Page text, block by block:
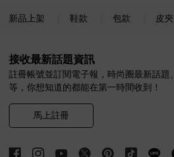
新品上架 鞋款 包款 皮夾
接收最新話題資訊
註冊帳號並訂閱電子報，時尚圈最新話題
等，你想知道的都能在第一時間收到！
馬上註冊